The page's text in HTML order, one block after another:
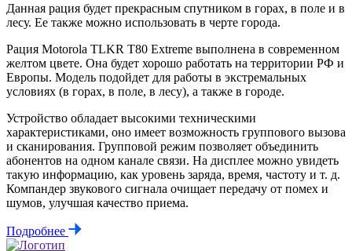
Данная рация будет прекрасным спутником в горах, в поле и в
лесу. Ее также можно использовать в черте города.
Рация Motorola TLKR T80 Extreme выполнена в современном
желтом цвете. Она будет хорошо работать на территории РФ и
Европы. Модель подойдет для работы в экстремальных
условиях (в горах, в поле, в лесу), а также в городе.
Устройство обладает высокими техническими
характеристиками, оно имеет возможность группового вызова
и сканирования. Групповой режим позволяет объединить
абонентов на одном канале связи. На дисплее можно увидеть
такую информацию, как уровень заряда, время, частоту и т. д.
Компандер звукового сигнала очищает передачу от помех и
шумов, улучшая качество приема.
Подробнее